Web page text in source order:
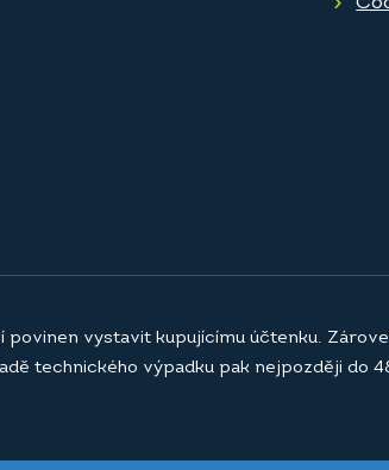
povinen vystavit kupujícímu účtenku.
technického výpadku pak nejpozději do